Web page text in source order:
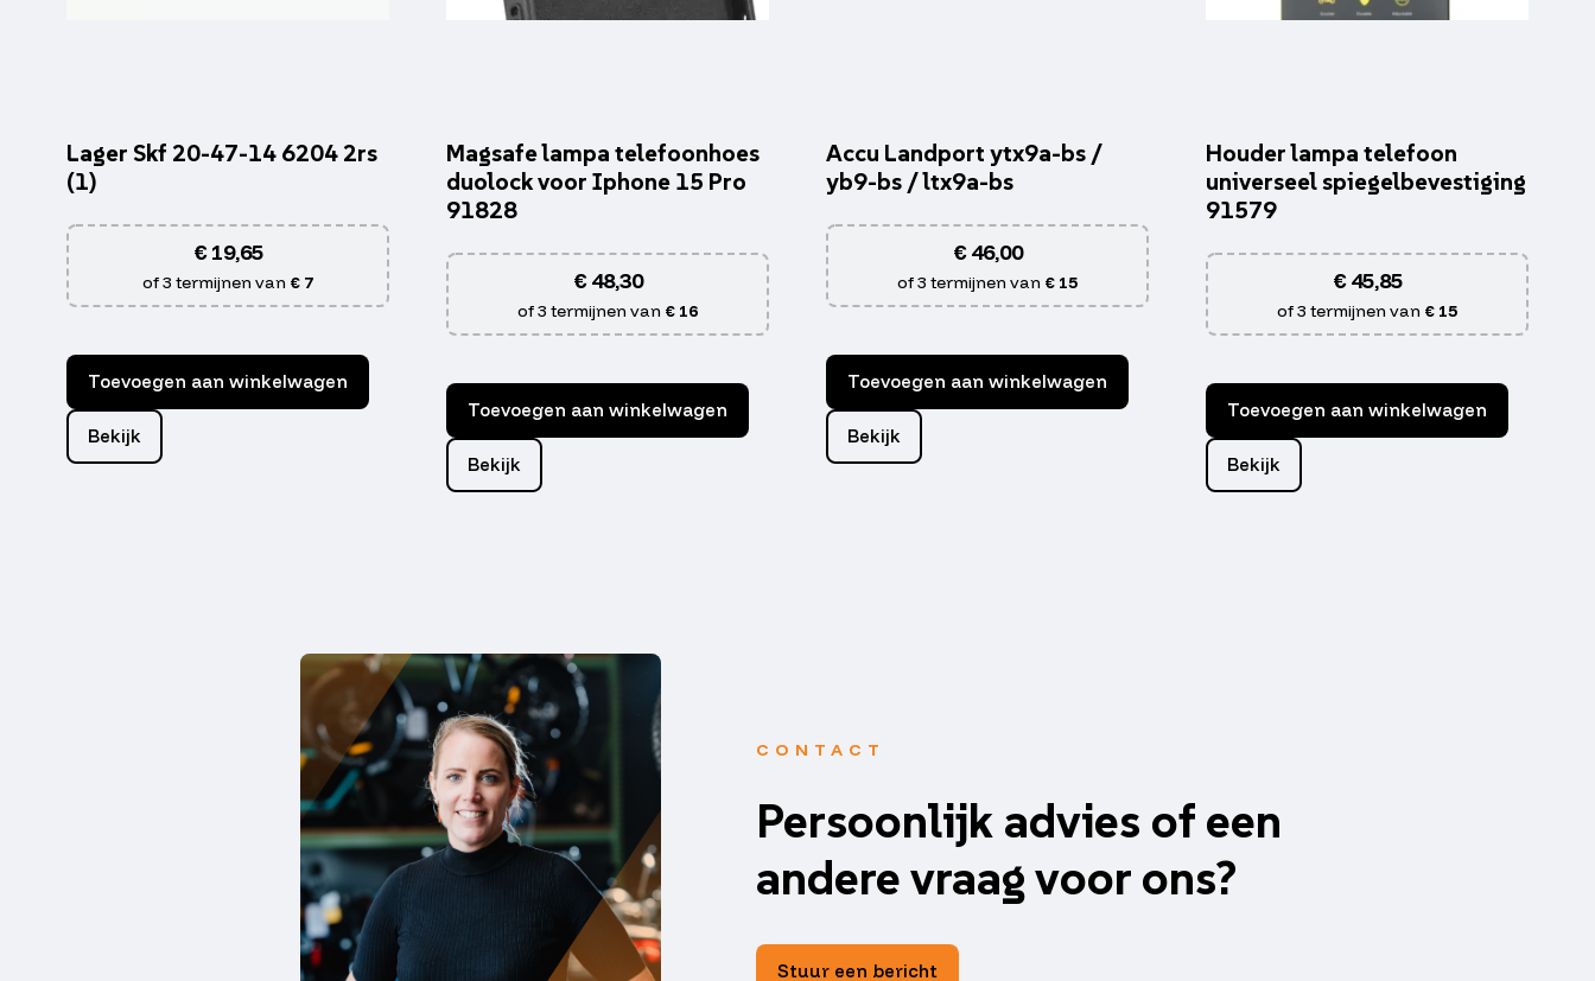
Lager Skf 20-47-14 6204 2rs
(1)
€19,65
of 3 termijnen van € 7
Toevoegen aan winkelwagen
Bekijk
Magsafe lampa telefoonhoes
duolock voor Iphone 15 Pro
91828
€48,30
of 3 termijnen van € 16
Toevoegen aan winkelwagen
Bekijk
Accu Landport ytx9a-bs /
yb9-bs / ltx9a-bs
€46,00
of 3 termijnen van € 15
Toevoegen aan winkelwagen
Bekijk
Houder lampa telefoon
universeel spiegelbevestiging
91579
€45,85
of 3 termijnen van € 15
Toevoegen aan winkelwagen
Bekijk
CONTACT
Persoonlijk advies of een
andere vraag voor ons?
Stuur een bericht